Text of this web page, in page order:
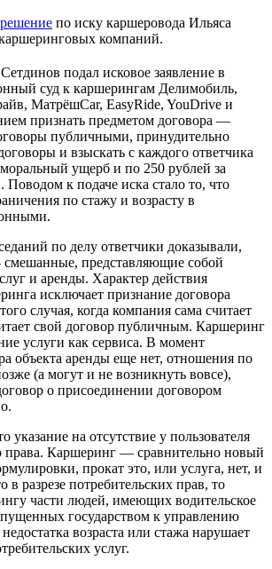
по иску каршеровода Ильяса
компаний.
подал исковое заявление в
суд к каршерингам Делимобиль,
МатрёшCar, EasyRide, YouDrive и
признать предметом договора —
публичными, принудительно
и взыскать с каждого ответчика
ущерб и по 250 рублей за
Поводом к подаче иска стало то, что
по стажу и возрасту в
по делу ответчики доказывали,
представляющие собой
и аренды. Характер действия
исключает признание договора
случая, когда компания сама считает
свой договор публичным. Каршеринг
услуги как сервиса. В момент
объекта аренды еще нет, отношения по
(а могут и не возникнуть вовсе),
о присоединении договором
указание на отсутствие у пользователя
права. Каршеринг — сравнительно новый
прокат это, или услуга, нет, и
в разрезе потребительских прав, то
части людей, имеющих водительское
государством к управлению
возраста или стажа нарушает
услуг.